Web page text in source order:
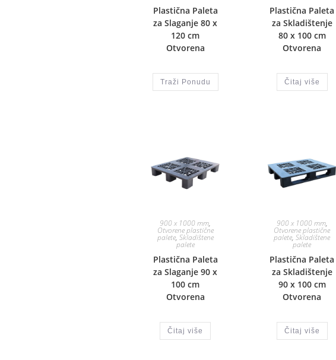
Plastična Paleta
za Slaganje 80 x
120 cm
Otvorena
Traži Ponudu
Plastična Paleta
za Skladištenje
80 x 100 cm
Otvorena
Čitaj više
900 x 1000 mm,
Otvorene plastične
palete, Skladištene
palete
Plastična Paleta
za Slaganje 90 x
100 cm
Otvorena
Čitaj više
900 x 1000 mm,
Otvorene plastične
palete,Skladištene
palete
Plastična Paleta
za Skladištenje
90 x 100 cm
Otvorena
Čitaj više